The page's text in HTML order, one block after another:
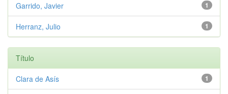
1
Garrido, Javier
1
Herranz, Julio
Título
1
Clara de Asís